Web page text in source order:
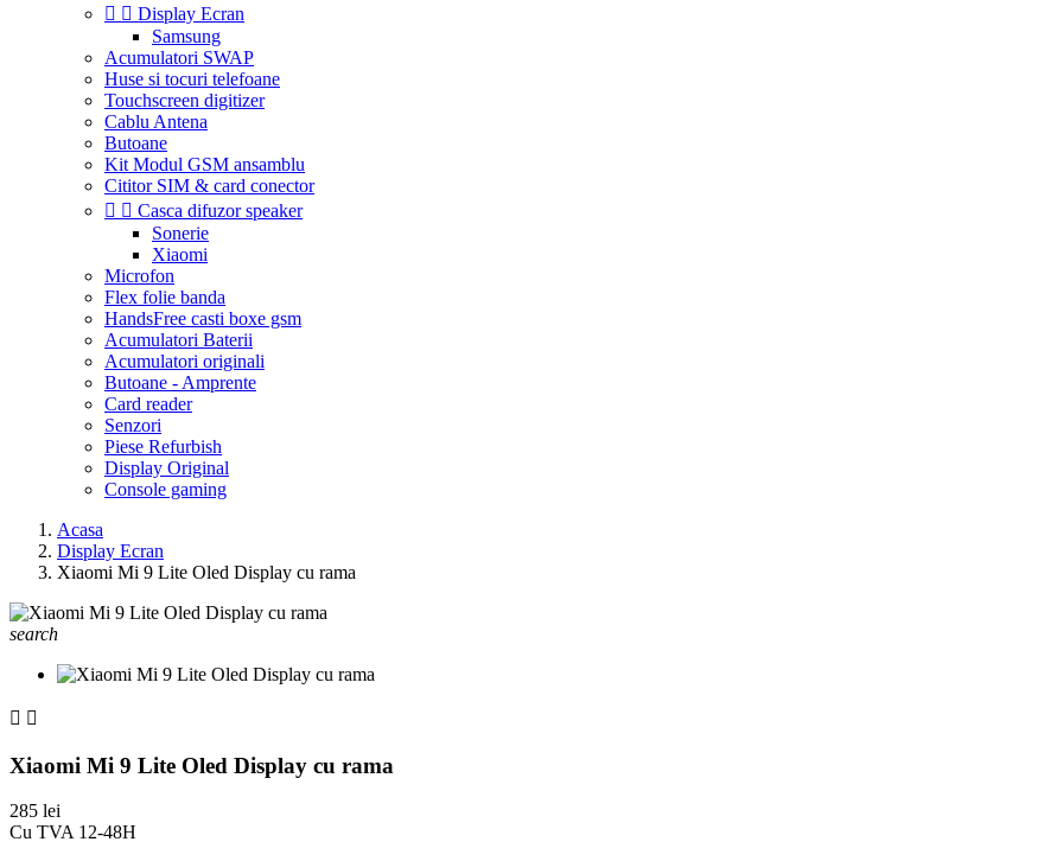
  Display Ecran
Samsung
Acumulatori SWAP
Huse si tocuri telefoane
Touchscreen digitizer
Cablu Antena
Butoane
Kit Modul GSM ansamblu
Cititor SIM & card conector
  Casca difuzor speaker
Sonerie
Xiaomi
Microfon
Flex folie banda
HandsFree casti boxe gsm
Acumulatori Baterii
Acumulatori originali
Butoane - Amprente
Card reader
Senzori
Piese Refurbish
Display Original
Console gaming
Acasa
Display Ecran
Xiaomi Mi 9 Lite Oled Display cu rama
search
 
Xiaomi Mi 9 Lite Oled Display cu rama
285 lei
Cu TVA 12-48H